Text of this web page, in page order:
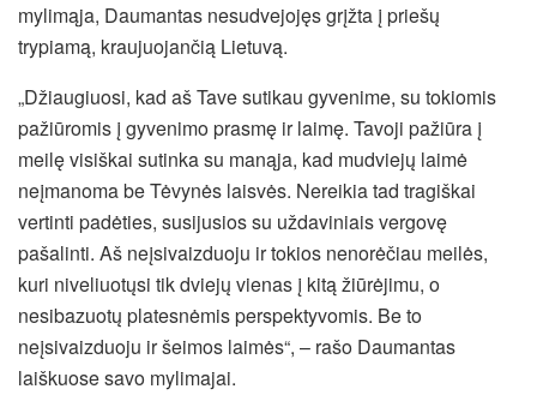
mylimąja, Daumantas nesudvejojęs grįžta į priešų
trypiamą, kraujuojančią Lietuvą.
„Džiaugiuosi, kad aš Tave sutikau gyvenime, su tokiomis
pažiūromis į gyvenimo prasmę ir laimę. Tavoji pažiūra į
meilę visiškai sutinka su manąja, kad mudviejų laimė
neįmanoma be Tėvynės laisvės. Nereikia tad tragiškai
vertinti padėties, susijusios su uždaviniais vergovę
pašalinti. Aš neįsivaizduoju ir tokios nenorėčiau meilės,
kuri niveliuotųsi tik dviejų vienas į kitą žiūrėjimu, o
nesibazuotų platesnėmis perspektyvomis. Be to
neįsivaizduoju ir šeimos laimės“, – rašo Daumantas
laiškuose savo mylimajai.